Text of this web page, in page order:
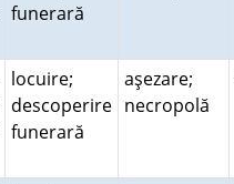
funerară
locuire;
descoperire
funerară
aşezare;
necropolă